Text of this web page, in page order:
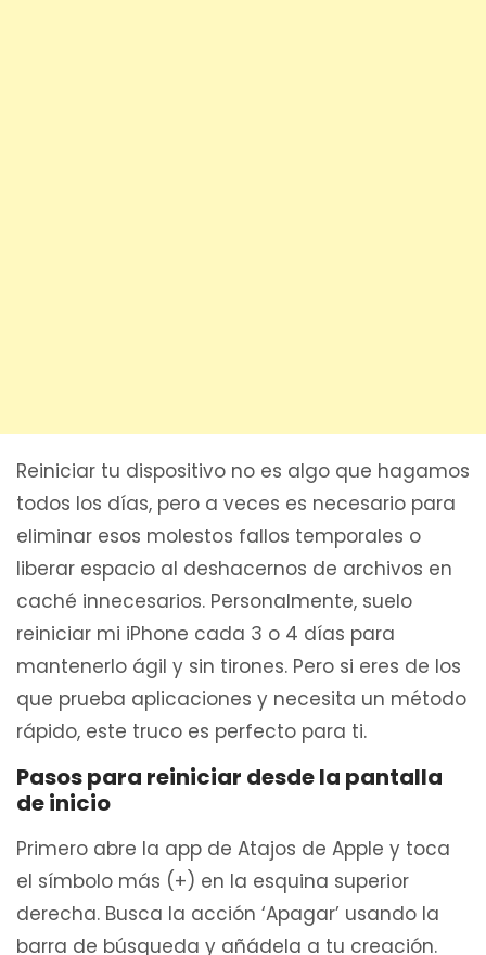
Reiniciar tu dispositivo no es algo que hagamos
todos los días, pero a veces es necesario para
eliminar esos molestos fallos temporales o
liberar espacio al deshacernos de archivos en
caché innecesarios. Personalmente, suelo
reiniciar mi iPhone cada 3 o 4 días para
mantenerlo ágil y sin tirones. Pero si eres de los
que prueba aplicaciones y necesita un método
rápido, este truco es perfecto para ti.
Pasos para reiniciar desde la pantalla
de inicio
Primero abre la app de Atajos de Apple y toca
el símbolo más (+) en la esquina superior
derecha. Busca la acción ‘Apagar’ usando la
barra de búsqueda y añádela a tu creación.